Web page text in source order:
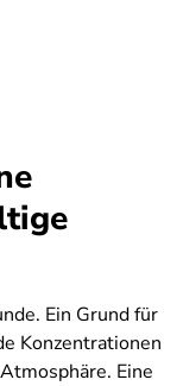
Ein Grund für
Konzentrationen
Eine